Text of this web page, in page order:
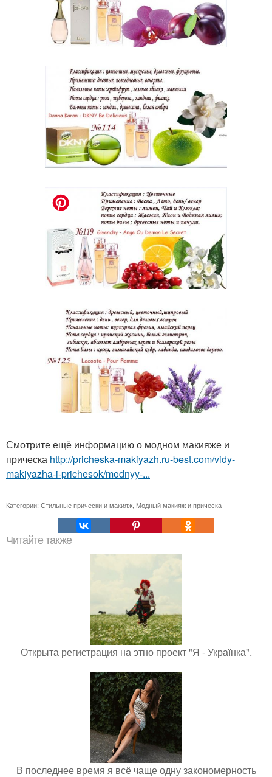
Смотрите ещё информацию о модном макияже и
прическа http://pricheska-makiyazh.ru-best.com/vidy-
makiyazha-i-prichesok/modnyy-...
Категории: Стильные прически и макияж Модный макияж и прическа
Читайте также
Открыта регистрация на этно проект "Я - Українка".
В последнее время я всё чаще одну закономерность